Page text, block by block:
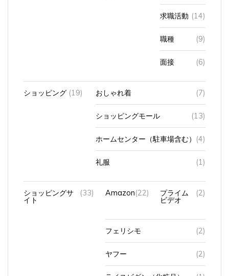
求職活動 (14)
職種 (9)
面接 (6)
ショッピング (19) おしゃれ着 (7)
ショッピングモール (13)
ホームセンター（駐車場含む） (4)
礼服 (1)
ショッピングサ
イト
(33) Amazon (22) プライム
ビデオ
(2)
(2)
ヤフー (2)
ライスビギン（化粧品） (1)